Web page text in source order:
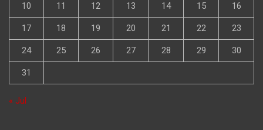
10 11 12 13 14 15 16
17 18 19 20 21 22 23
24 25 26 27 28 29 30
31
« Jul